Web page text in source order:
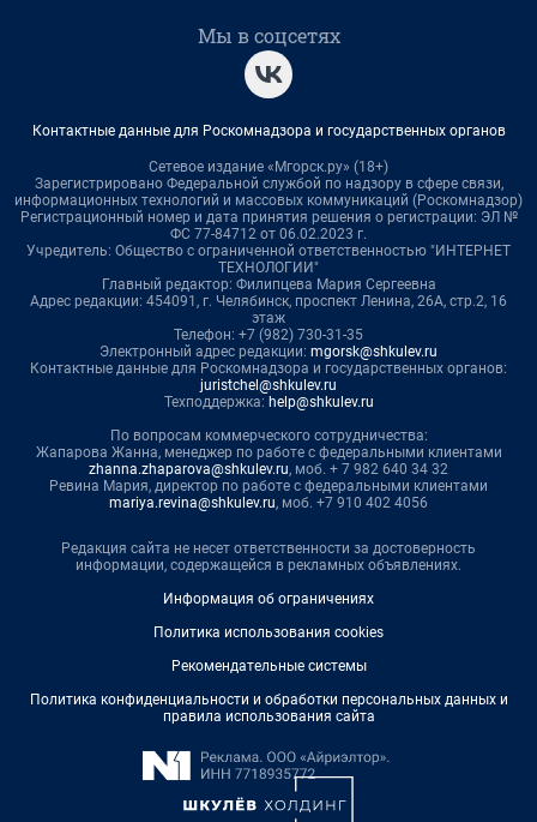
Мы в соцсетях
Контактные данные для Роскомнадзора и государственных органов
Сетевое издание «Мгорск.ру» (18+)
Зарегистрировано Федеральной службой по надзору в сфере связи,
информационных технологий и массовых коммуникаций (Роскомнадзор)
Регистрационный номер и дата принятия решения о регистрации: ЭЛ №
ФС 77-84712 от 06.02.2023 г.
Учредитель: Общество с ограниченной ответственностью "ИНТЕРНЕТ
ТЕХНОЛОГИИ"
Главный редактор: Филипцева Мария Сергеевна
Адрес редакции: 454091, г. Челябинск, проспект Ленина, 26А, стр.2, 16
этаж
Телефон: +7 (982) 730-31-35
Электронный адрес редакции: mgorsk@shkulev.ru
Контактные данные для Роскомнадзора и государственных органов:
juristchel@shkulev.ru
Техподдержка: help@shkulev.ru
По вопросам коммерческого сотрудничества:
Жапарова Жанна, менеджер по работе с федеральными клиентами
zhanna.zhaparova@shkulev.ru, моб. + 7 982 640 34 32
Ревина Мария, директор по работе с федеральными клиентами
mariya.revina@shkulev.ru, моб. +7 910 402 4056
Редакция сайта не несет ответственности за достоверность
информации, содержащейся в рекламных объявлениях.
Информация об ограничениях
Политика использования cookies
Рекомендательные системы
Политика конфиденциальности и обработки персональных данных и
правила использования сайта